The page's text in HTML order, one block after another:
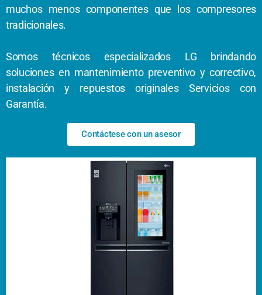
muchos menos componentes que los compresores
tradicionales.
Somos técnicos especializados LG brindando
soluciones en mantenimiento preventivo y correctivo,
instalación y repuestos originales Servicios con
Garantía.
Contáctese con un asesor